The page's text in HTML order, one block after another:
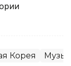
Корея